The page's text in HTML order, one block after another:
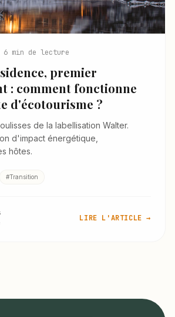
6 min de lecture
premier
: comment fonctionne
d'écotourisme ?
de la labellisation Walter.
d'impact énergétique,
hôtes.
#Transition
LIRE L'ARTICLE →